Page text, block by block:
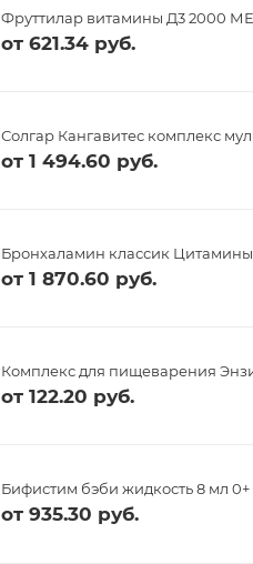
Фруттилар витамины Д3 2000
от 621.34 руб.
Солгар Кангавитес комплекс
от 1 494.60 руб.
Бронхаламин классик
от 1 870.60 руб.
Комплекс для пищеварения
от 122.20 руб.
Бифистим бэби жидкость 8 мл
от 935.30 руб.